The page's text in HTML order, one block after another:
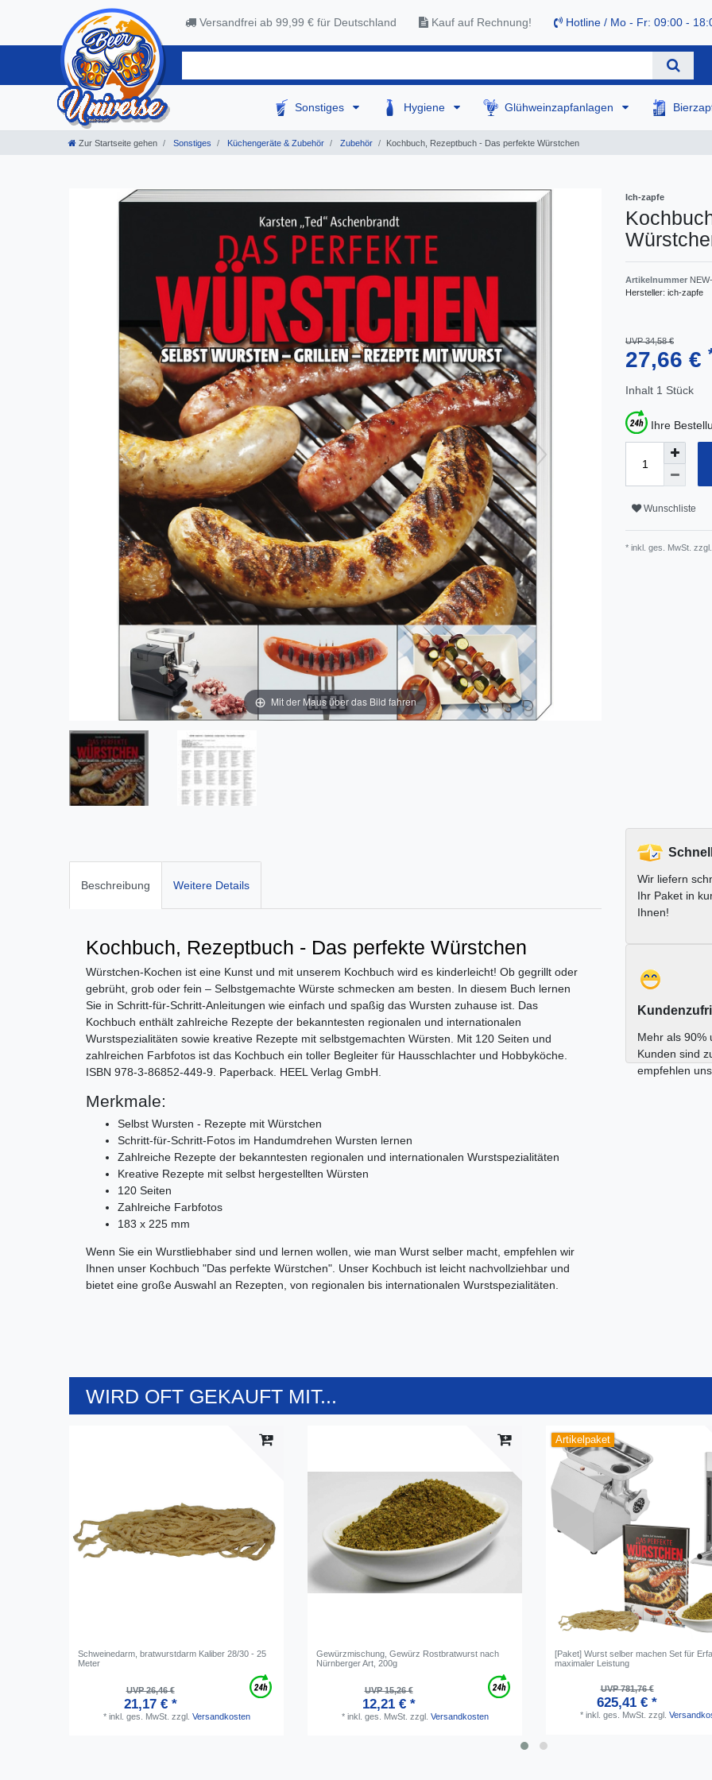
Versandfrei ab 99,99 € für Deutschland Kauf auf Rechnung! Hotline / Mo - Fr: 09:00 -
Sonstiges Hygiene Glühweinzapfanlagen
Zur Startseite gehen Sonstiges Küchengeräte & Zubehör Zubehör Kochbuch, Rezeptbuch - Das perfekte Würstchen
Mit der Maus über das Bild fahren
Ich-zapfe
Artikelnummer
Hersteller: ich-zapfe
UVP 34,58 €
27,66 €
Inhalt 1 Stück
Ihre
Wunschliste
* inkl. ges. MwSt. zzgl.
Beschreibung Weitere Details
Kochbuch, Rezeptbuch - Das perfekte Würstchen
Würstchen-Kochen ist eine Kunst und mit unserem Kochbuch wird es kinderleicht! Ob gegrillt oder
gebrüht, grob oder fein – Selbstgemachte Würste schmecken am besten. In diesem Buch lernen
Sie in Schritt-für-Schritt-Anleitungen wie einfach und spaßig das Wursten zuhause ist. Das
Kochbuch enthält zahlreiche Rezepte der bekanntesten regionalen und internationalen
Wurstspezialitäten sowie kreative Rezepte mit selbstgemachten Würsten. Mit 120 Seiten und
zahlreichen Farbfotos ist das Kochbuch ein toller Begleiter für Hausschlachter und Hobbyköche.
ISBN 978-3-86852-449-9. Paperback. HEEL Verlag GmbH.
Merkmale:
Selbst Wursten - Rezepte mit Würstchen
Schritt-für-Schritt-Fotos im Handumdrehen Wursten lernen
Zahlreiche Rezepte der bekanntesten regionalen und internationalen Wurstspezialitäten
Kreative Rezepte mit selbst hergestellten Würsten
120 Seiten
Zahlreiche Farbfotos
183 x 225 mm
Wenn Sie ein Wurstliebhaber sind und lernen wollen, wie man Wurst selber macht, empfehlen wir
Ihnen unser Kochbuch "Das perfekte Würstchen". Unser Kochbuch ist leicht nachvollziehbar und
bietet eine große Auswahl an Rezepten, von regionalen bis internationalen Wurstspezialitäten.
Wir liefern
Ihr Paket in
Ihnen!
Mehr als 90%
Kunden sind
empfehlen
WIRD OFT GEKAUFT MIT...
Schweinedarm, bratwurstdarm Kaliber 28/30 - 25
Meter
UVP 26,46 €
21,17 € *
* inkl. ges. MwSt. zzgl. Versandkosten
Gewürzmischung, Gewürz Rostbratwurst nach
Nürnberger Art, 200g
UVP 15,26 €
12,21 € *
* inkl. ges. MwSt. zzgl. Versandkosten
Artikelpaket
[Paket] Wurst selber machen Set für
maximaler Leistung
UVP 781,76 €
625,41 € *
* inkl. ges. MwSt. zzgl.